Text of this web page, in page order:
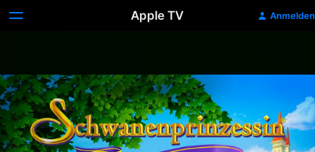
Apple TV Anmelden